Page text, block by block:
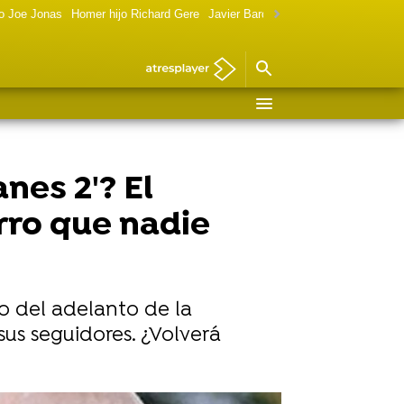
Joe Jonas Homer hijo Richard Gere Javier Bardem política
2'? El
que nadie
del adelanto de la
seguidores. ¿Volverá